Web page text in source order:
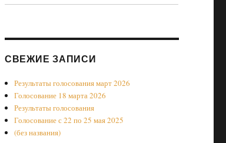
СВЕЖИЕ ЗАПИСИ
Результаты голосования март 2026
Голосование 18 марта 2026
Результаты голосования
Голосование с 22 по 25 мая 2025
(без названия)